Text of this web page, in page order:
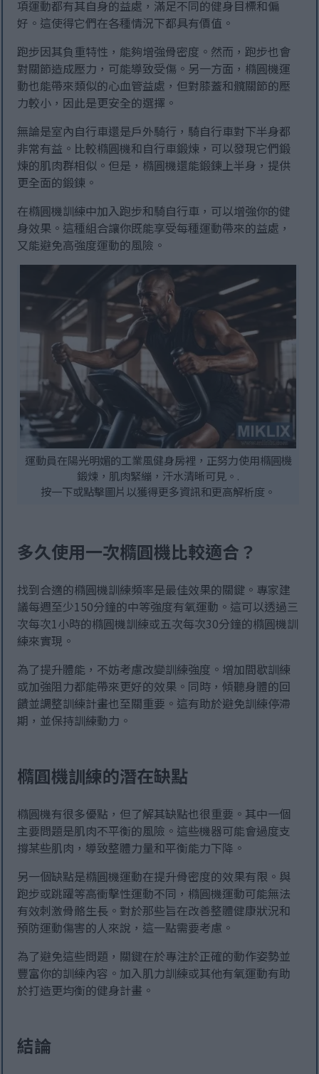
項運動都有其自身的益處，滿足不同的健身目標和偏
好。這使得它們在各種情況下都具有價值。
跑步因其負重特性，能夠增強骨密度。然而，跑步也會
對關節造成壓力，可能導致受傷。另一方面，橢圓機運
動也能帶來類似的心血管益處，但對膝蓋和髖關節的壓
力較小，因此是更安全的選擇。
無論是室內自行車還是戶外騎行，騎自行車對下半身都
非常有益。比較橢圓機和自行車鍛煉，可以發現它們鍛
煉的肌肉群相似。但是，橢圓機還能鍛鍊上半身，提供
更全面的鍛鍊。
在橢圓機訓練中加入跑步和騎自行車，可以增強你的健
身效果。這種組合讓你既能享受每種運動帶來的益處，
又能避免高強度運動的風險。
運動員在陽光明媚的工業風健身房裡，正努力使用橢圓機
鍛煉，肌肉緊繃，汗水清晰可見。.
按一下或點擊圖片以獲得更多資訊和更高解析度。
多久使用一次橢圓機比較適合？
找到合適的橢圓機訓練頻率是最佳效果的關鍵。專家建
議每週至少150分鐘的中等強度有氧運動。這可以透過三
次每次1小時的橢圓機訓練或五次每次30分鐘的橢圓機訓
練來實現。
為了提升體能，不妨考慮改變訓練強度。增加間歇訓練
或加強阻力都能帶來更好的效果。同時，傾聽身體的回
饋並調整訓練計畫也至關重要。這有助於避免訓練停滯
期，並保持訓練動力。
橢圓機訓練的潛在缺點
橢圓機有很多優點，但了解其缺點也很重要。其中一個
主要問題是肌肉不平衡的風險。這些機器可能會過度支
撐某些肌肉，導致整體力量和平衡能力下降。
另一個缺點是橢圓機運動在提升骨密度的效果有限。與
跑步或跳躍等高衝擊性運動不同，橢圓機運動可能無法
有效刺激骨骼生長。對於那些旨在改善整體健康狀況和
預防運動傷害的人來說，這一點需要考慮。
為了避免這些問題，關鍵在於專注於正確的動作姿勢並
豐富你的訓練內容。加入肌力訓練或其他有氧運動有助
於打造更均衡的健身計畫。
結論